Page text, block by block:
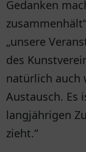
Gedanken
„unsere
des
natürlich auch
Austausch. Es
langjährigen
zieht.“